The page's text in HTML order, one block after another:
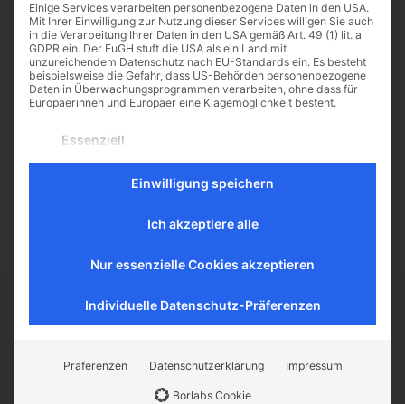
Der Mantilla-Wahn (1/3)
Warum Kopftücher zu einem
katholischen Life- und Faithstyle
gehören, war im Beitrag "Die
Mantilla - Einfach Spitze" zu lesen.
Als Debattenmagazin holen wir
CATHWALK.DE
Der Cathwalk ist ein Herzensanliegen von
Einige Services verarbeiten personenbezogene Daten in den USA.
Mit Ihrer Einwilligung zur Nutzung dieser Services willigen Sie auch
in die Verarbeitung Ihrer Daten in den USA gemäß Art. 49 (1) lit. a
GDPR ein. Der EuGH stuft die USA als ein Land mit
unzureichendem Datenschutz nach EU-Standards ein. Es besteht
beispielsweise die Gefahr, dass US-Behörden personenbezogene
Daten in Überwachungsprogrammen verarbeiten, ohne dass für
Europäerinnen und Europäer eine Klagemöglichkeit besteht.
Es folgt eine Liste der Service-Gruppen, für die eine
Essenziell
Website erforderlich.
Statistik-Cookies sammeln Nutzungsdaten, die uns
Website umgehen.
Inhalte von Videoplattformen und Social-Media-Plattformen
Einwilligung speichern
Ich akzeptiere alle
Nur essenzielle Cookies akzeptieren
Individuelle Datenschutz-Präferenzen
Präferenzen Datenschutzerklärung Impressum
Borlabs Cookie